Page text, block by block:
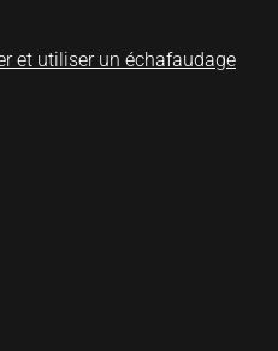
et utiliser un échafaudage